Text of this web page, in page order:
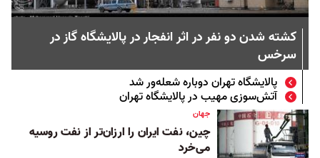
کشته شدن دو نفر در اثر انفجار در پالایشگاه گاز در
سرخس
پالایشگاه تهران دوباره شعله‌ور شد
آتش‌سوزی مهیب در پالایشگاه تهران
جهان
چین، نفت ایران را ارزان‌تر از نفت روسیه
می‌خرد